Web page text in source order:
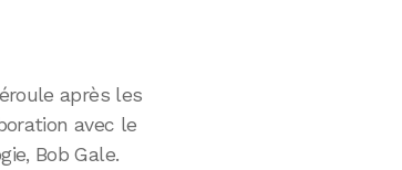
après les
avec le
Bob Gale.